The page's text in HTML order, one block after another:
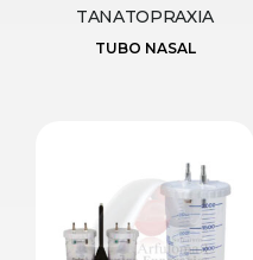
TANATOPRAXIA
TUBO NASAL